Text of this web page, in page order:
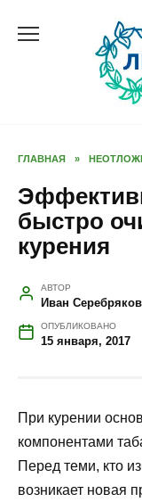
ГЛАВНАЯ »
быстро
курения
АВТОР
Иван Серебряков
ОПУБЛИКОВАНО
15 января, 2017
При курении
компонентами
Перед теми, кто
возникает новая